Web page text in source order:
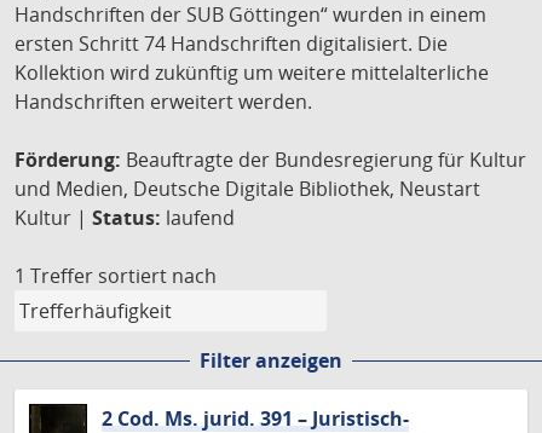
Handschriften der SUB Göttingen“ wurden in einem
ersten Schritt 74 Handschriften digitalisiert. Die
Kollektion wird zukünftig um weitere mittelalterliche
Handschriften erweitert werden.
Förderung: Beauftragte der Bundesregierung für Kultur
und Medien, Deutsche Digitale Bibliothek, Neustart
Kultur | Status: laufend
1 Treffer sortiert nach
Filter anzeigen
2 Cod. Ms. jurid. 391 – Juristisch-